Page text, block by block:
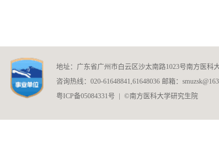
地址：广东省广州市白云区沙太南路1023号南方医科
咨询热线：020-61648841,61648036 邮箱：
粤ICP备05084331号 | ©南方医科大学研究生院